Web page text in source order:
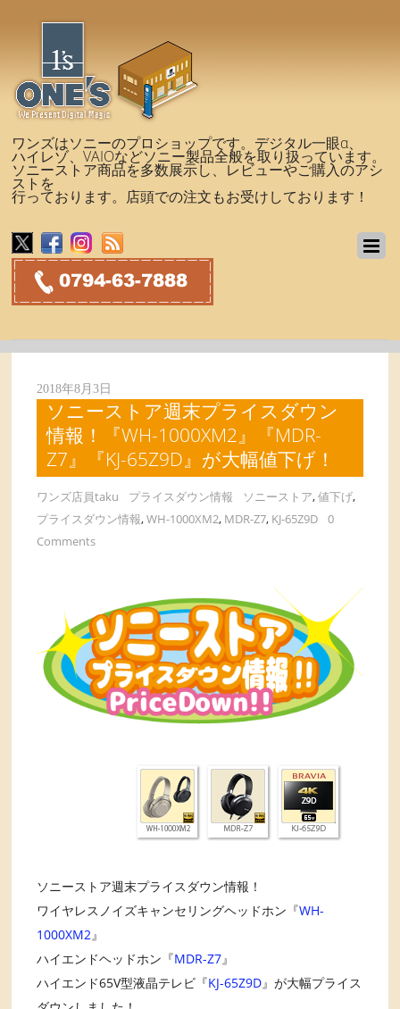
ワンズはソニーのプロショップです。デジタル一眼α、
ハイレゾ、VAIOなどソニー製品全般を取り扱っています。
ソニーストア商品を多数展示し、レビューやご購入のアシ
ストを
行っております。店頭での注文もお受けしております！
2018年8月3日
ソニーストア週末プライスダウン
情報！『WH-1000XM2』『MDR-
Z7』『KJ-65Z9D』が大幅値下げ！
ワンズ店員taku プライスダウン情報 ソニーストア,値下げ,
プライスダウン情報,WH-1000XM2, MDR-Z7, KJ-65Z9D
0
Comments
ソニーストア週末プライスダウン情報！
ワイヤレスノイズキャンセリングヘッドホン『WH-
1000XM2 』
ハイエンドヘッドホン『MDR-Z7』
ハイエンド65V型液晶テレビ『KJ-65Z9D』が大幅プライス